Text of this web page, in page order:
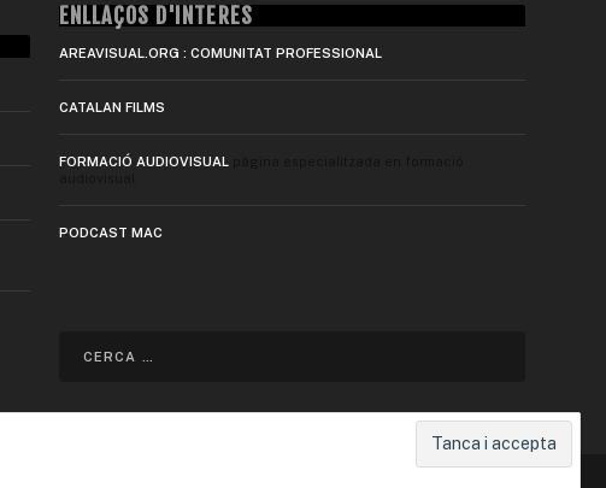
ENLLAÇOS D'INTERÈS
AREAVISUAL.ORG : COMUNITAT PROFESSIONAL
CATALAN FILMS
FORMACIÓ AUDIOVISUALpàgina especialitzada en formació
PODCAST MAC